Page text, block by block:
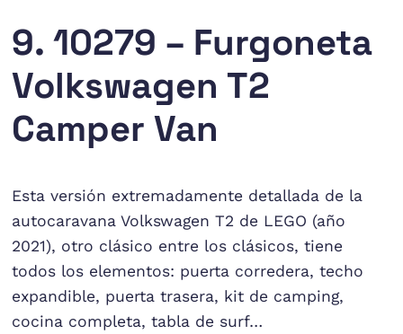
9. 10279 – Furgoneta
Volkswagen T2
Camper Van
Esta versión extremadamente detallada de la
autocaravana Volkswagen T2 de LEGO (año
2021), otro clásico entre los clásicos, tiene
todos los elementos: puerta corredera, techo
expandible, puerta trasera, kit de camping,
cocina completa, tabla de surf…